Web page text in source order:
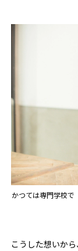
かつては専門学校で
こうした想いか